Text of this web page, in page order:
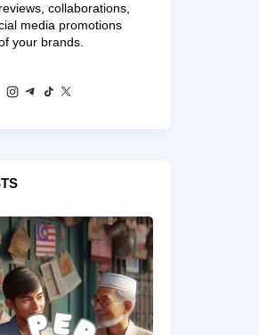
collaborations,
media promotions
your brands.